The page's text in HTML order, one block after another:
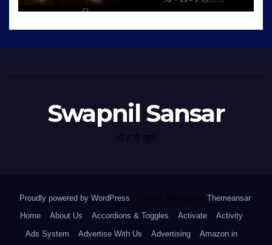
Swapnil Sansar
भीड़ से जुदा
Proudly powered by WordPress Theme: Newsup by Themeansar.
Home
About Us Accordions & Toggles Activate
Activity
Ads System
Advertise With Us Advertising
Amazon.in